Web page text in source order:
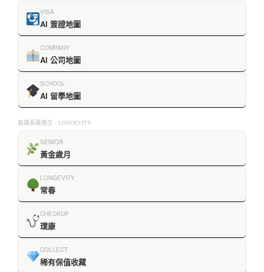
VISA
AI 簽證地圖
COMPANY
AI 公司地圖
SCHOOL
AI 留學地圖
高端長壽養生 · LONGEVITY
SENIOR
黃金歲月
LONGEVITY
常春
CHECKUP
璞康
COLLECT
稀有保值收藏